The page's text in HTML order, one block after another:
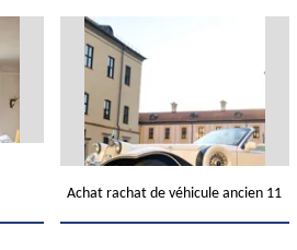
Achat rachat de véhicule ancien 11